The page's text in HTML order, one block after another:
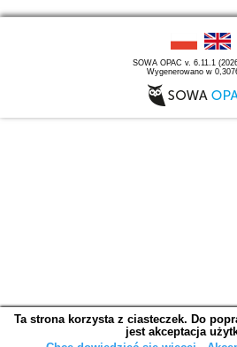
SOWA OPAC v. 6.11.1
Wygenerowano w
Ta strona korzysta z ciasteczek. Do
jest akceptacja